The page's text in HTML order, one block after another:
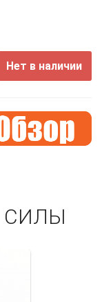
Нет в наличии
СИЛЫ